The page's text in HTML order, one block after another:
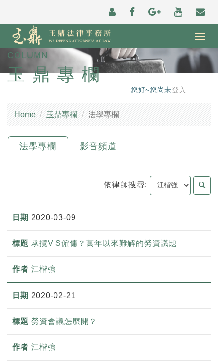
COLUMN
玉鼎專欄
您好~您尚未登入
Home 玉鼎專欄 法學專欄
法學專欄 影音頻道
依律師搜尋:
2020-03-09
承攬V.S僱傭？萬年以來難解的勞資議題
江楷強
2020-02-21
勞資會議怎麼開？
江楷強